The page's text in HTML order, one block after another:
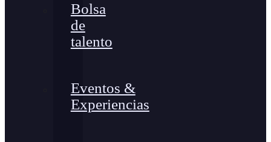
Bolsa
de
talento
Eventos &
Experiencias